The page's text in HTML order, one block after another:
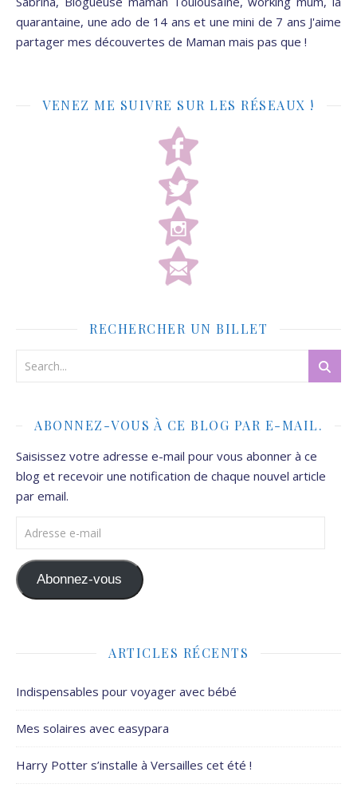
quarantaine, une ado de 14 ans et une mini de 7 ans J'aime
partager mes découvertes de Maman mais pas que !
VENEZ ME SUIVRE SUR LES RÉSEAUX !
RECHERCHER UN BILLET
ABONNEZ-VOUS À CE BLOG PAR E-MAIL.
Saisissez votre adresse e-mail pour vous abonner à ce
blog et recevoir une notification de chaque nouvel article
par email.
Adresse e-mail
Abonnez-vous
ARTICLES RÉCENTS
Indispensables pour voyager avec bébé
Mes solaires avec easypara
Harry Potter s’installe à Versailles cet été !